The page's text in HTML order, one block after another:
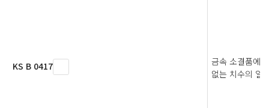
KS B 0417
금속 소결품에
없는 치수의 일